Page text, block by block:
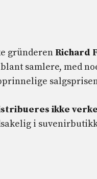
gründeren Richard
samlere, med
ikke
i